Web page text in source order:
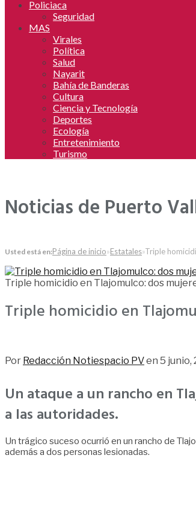
Policiaca
Seguridad
MAS
Virales
Política
Salud
Nayarit
Bahía de Banderas
Cultura
Ciencia y Tecnología
Deportes
Ecología
Entretenimiento
Turismo
Noticias de Puerto
Usted está en:Página de inicio»Estatales»Triple
Triple homicidio en Tlajomulco: dos
Triple homicidio en
Por Redacción Notiespacio PVen 5 junio,
Un ataque a un rancho en
a las autoridades.
Un trágico suceso ocurrió en un rancho de
además a dos personas lesionadas.